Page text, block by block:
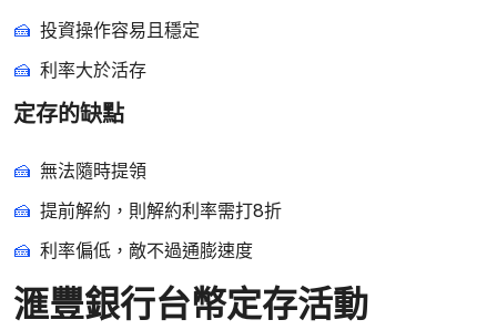
投資操作容易且穩定
利率大於活存
定存的缺點
無法隨時提領
提前解約，則解約利率需打8折
利率偏低，敵不過通膨速度
滙豐銀行台幣定存活動